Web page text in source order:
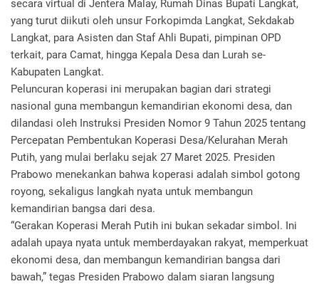
secara virtual di Jentera Malay, Rumah Dinas Bupati Langkat,
yang turut diikuti oleh unsur Forkopimda Langkat, Sekdakab
Langkat, para Asisten dan Staf Ahli Bupati, pimpinan OPD
terkait, para Camat, hingga Kepala Desa dan Lurah se-
Kabupaten Langkat.
Peluncuran koperasi ini merupakan bagian dari strategi
nasional guna membangun kemandirian ekonomi desa, dan
dilandasi oleh Instruksi Presiden Nomor 9 Tahun 2025 tentang
Percepatan Pembentukan Koperasi Desa/Kelurahan Merah
Putih, yang mulai berlaku sejak 27 Maret 2025. Presiden
Prabowo menekankan bahwa koperasi adalah simbol gotong
royong, sekaligus langkah nyata untuk membangun
kemandirian bangsa dari desa.
“Gerakan Koperasi Merah Putih ini bukan sekadar simbol. Ini
adalah upaya nyata untuk memberdayakan rakyat, memperkuat
ekonomi desa, dan membangun kemandirian bangsa dari
bawah,” tegas Presiden Prabowo dalam siaran langsung